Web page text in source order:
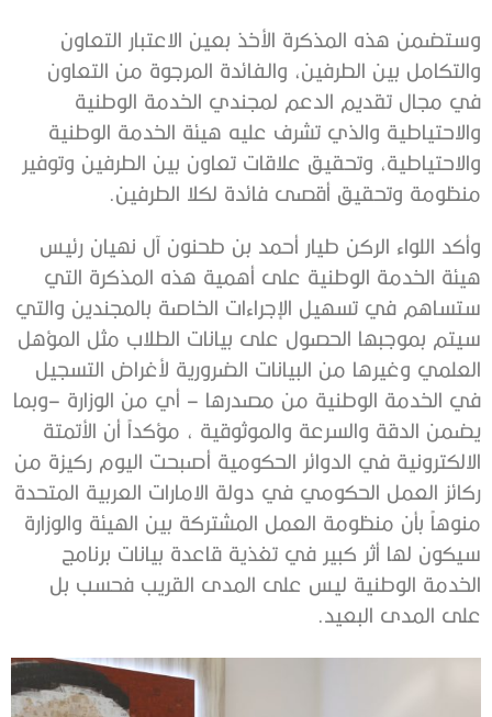
وستضمن هذه المذكرة الأخذ بعين الاعتبار التعاون
والتكامل بين الطرفين، والفائدة المرجوة من التعاون
في مجال تقديم الدعم لمجندي الخدمة الوطنية
والاحتياطية والذي تشرف عليه هيئة الخدمة الوطنية
والاحتياطية، وتحقيق علاقات تعاون بين الطرفين وتوفير
منظومة وتحقيق أقصى فائدة لكلا الطرفين.
وأكد اللواء الركن طيار أحمد بن طحنون آل نهيان رئيس
هيئة الخدمة الوطنية على أهمية هذه المذكرة التي
ستساهم في تسهيل الإجراءات الخاصة بالمجندين والتي
سيتم بموجبها الحصول على بيانات الطلاب مثل المؤهل
العلمي وغيرها من البيانات الضرورية لأغراض التسجيل
في الخدمة الوطنية من مصدرها – أي من الوزارة –وبما
يضمن الدقة والسرعة والموثوقية ، مؤكداً أن الأتمتة
الالكترونية في الدوائر الحكومية أصبحت اليوم ركيزة من
ركائز العمل الحكومي في دولة الامارات العربية المتحدة
منوهاً بأن منظومة العمل المشتركة بين الهيئة والوزارة
سيكون لها أثر كبير في تغذية قاعدة بيانات برنامج
الخدمة الوطنية ليس على المدى القريب فحسب بل
على المدى البعيد.